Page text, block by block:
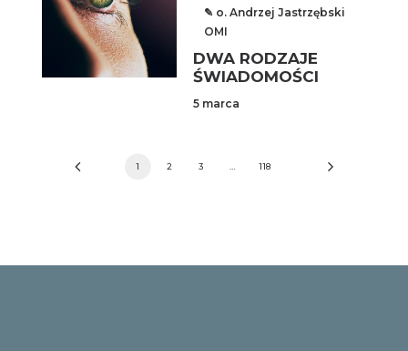
✎ o. Andrzej Jastrzębski
OMI
DWA RODZAJE
ŚWIADOMOŚCI
5 marca
1 2 3 118